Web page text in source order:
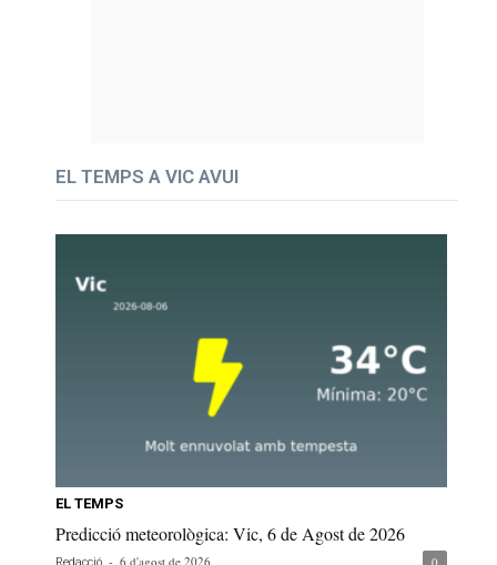
EL TEMPS A VIC AVUI
EL TEMPS
Predicció meteorològica: Vic, 6 de Agost de 2026
- 6 d'agost de 2026